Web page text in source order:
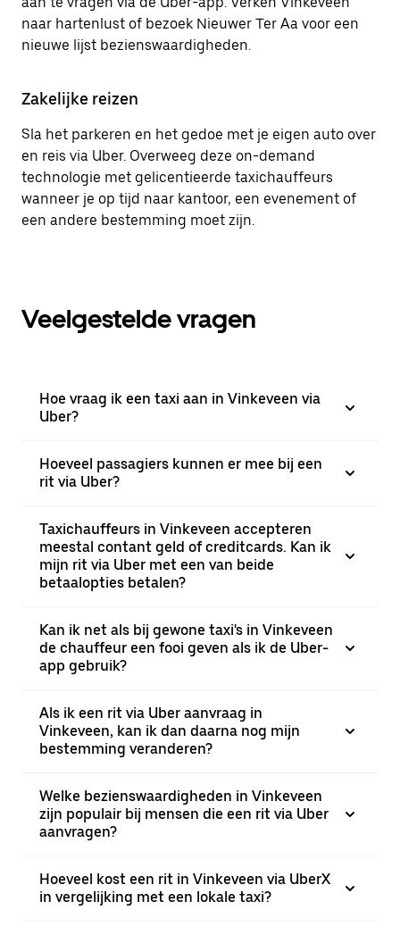
naar hartenlust of bezoek Nieuwer Ter Aa voor een
nieuwe lijst bezienswaardigheden.
Zakelijke reizen
Sla het parkeren en het gedoe met je eigen auto over
en reis via Uber. Overweeg deze on-demand
technologie met gelicentieerde taxichauffeurs
wanneer je op tijd naar kantoor, een evenement of
een andere bestemming moet zijn.
Veelgestelde vragen
Hoe vraag ik een taxi aan in Vinkeveen via
Uber?
Hoeveel passagiers kunnen er mee bij een
rit via Uber?
Taxichauffeurs in Vinkeveen accepteren
meestal contant geld of creditcards. Kan ik
mijn rit via Uber met een van beide
betaalopties betalen?
Kan ik net als bij gewone taxi's in Vinkeveen
de chauffeur een fooi geven als ik de Uber-
app gebruik?
Als ik een rit via Uber aanvraag in
Vinkeveen, kan ik dan daarna nog mijn
bestemming veranderen?
Welke bezienswaardigheden in Vinkeveen
zijn populair bij mensen die een rit via Uber
aanvragen?
Hoeveel kost een rit in Vinkeveen via UberX
in vergelijking met een lokale taxi?